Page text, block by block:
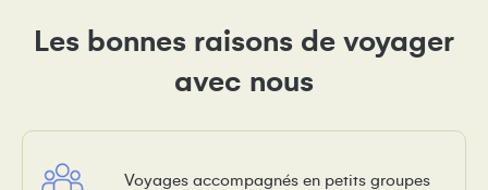
Les bonnes raisons de voyager
avec nous
Voyages accompagnés en petits groupes